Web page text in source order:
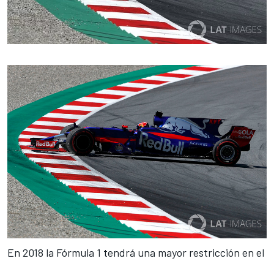
En 2018 la Fórmula 1 tendrá una mayor restricción en el